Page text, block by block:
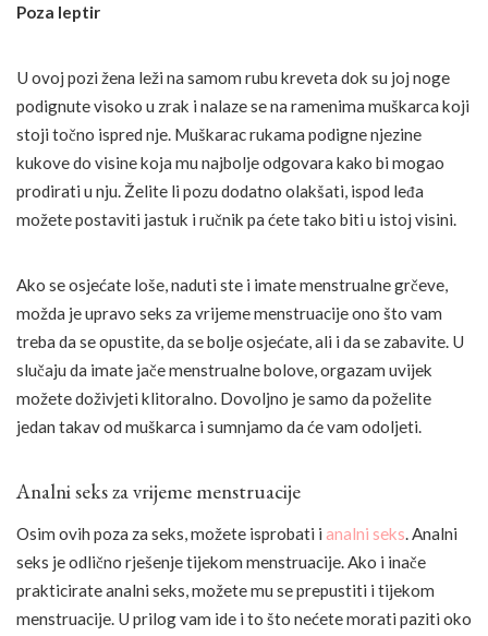
Poza leptir
U ovoj pozi žena leži na samom rubu kreveta dok su joj noge
podignute visoko u zrak i nalaze se na ramenima muškarca koji
stoji točno ispred nje. Muškarac rukama podigne njezine
kukove do visine koja mu najbolje odgovara kako bi mogao
prodirati u nju. Želite li pozu dodatno olakšati, ispod leđa
možete postaviti jastuk i ručnik pa ćete tako biti u istoj visini.
Ako se osjećate loše, naduti ste i imate menstrualne grčeve,
možda je upravo seks za vrijeme menstruacije ono što vam
treba da se opustite, da se bolje osjećate, ali i da se zabavite. U
slučaju da imate jače menstrualne bolove, orgazam uvijek
možete doživjeti klitoralno. Dovoljno je samo da poželite
jedan takav od muškarca i sumnjamo da će vam odoljeti.
Analni seks za vrijeme menstruacije
Osim ovih poza za seks, možete isprobati i analni seks. Analni
seks je odlično rješenje tijekom menstruacije. Ako i inače
prakticirate analni seks, možete mu se prepustiti i tijekom
menstruacije. U prilog vam ide i to što nećete morati paziti oko